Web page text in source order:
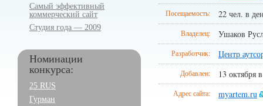
Самый эффективный
коммерческий сайт
Студия года — 2009
Номинации
конкурса:
25 RUS
Гурман
Посещаемость: 22 чел. в
Владелец: Ушаков
Разработчик: Центр
Добавлен: 13 октября
Адрес сайта: myartem.ru